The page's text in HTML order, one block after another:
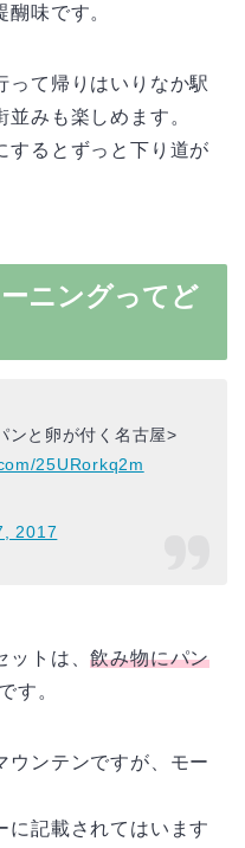
味です。
って帰りはいりなか駅
みも楽しめます。
するとずっと下り道が
ニングってど
ンと卵が付く名古屋>
25URorkq2m
2017
ットは、飲み物にパン
です。
ウンテンですが、モー
に記載されてはいます